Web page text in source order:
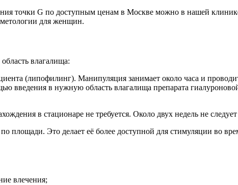
точки G по доступным ценам в Москве можно в нашей
для женщин.
влагалища:
(липофилинг). Манипуляция занимает около часа и
введения в нужную область влагалища препарата
в стационаре не требуется. Около двух недель не
площади. Это делает её более доступной для стимуляции во
влечения;